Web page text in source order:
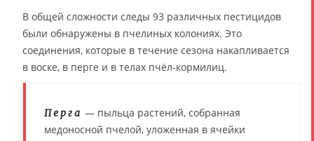
В общей сложности следы 93 различных пестицидов
были обнаружены в пчелиных колониях. Это
соединения, которые в течение сезона накапливается
в воске, в перге и в телах пчёл-кормилиц.
Перга — пыльца растений, собранная
медоносной пчелой, уложенная в ячейки